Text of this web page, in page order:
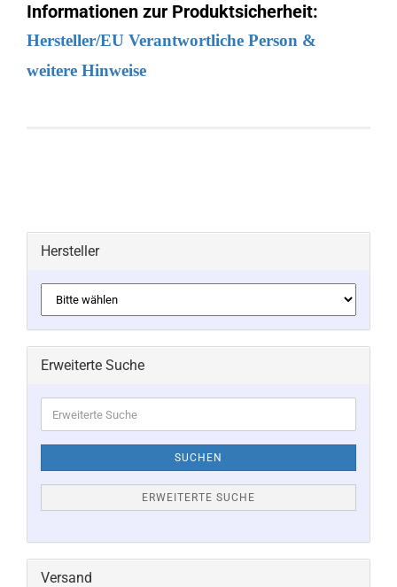
Informationen zur Produktsicherheit:
Hersteller/EU Verantwortliche Person &
weitere Hinweise
Hersteller
Erweiterte Suche
Suche
SUCHEN
ERWEITERTE SUCHE
Versand